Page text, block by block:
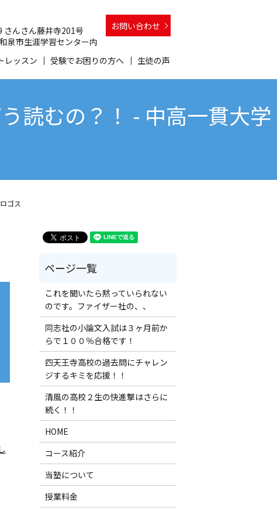
レッスン 受験でお困りの方へ 生徒の声
んさん藤井寺201号
市生涯学習センター内
お問い合わせ
読むの？！ - 中高一貫大学
ゴス
これを聞いたら黙っていられない
のです。ファイザー社の、、
同志社の小論文入試は３ヶ月前か
らで１００％合格です！
四天王寺高校の過去問にチャレン
ジするキミを応援！！
清風の高校２生の快進撃はさらに
続く！！
HOME
コース紹介
当塾について
授業料金